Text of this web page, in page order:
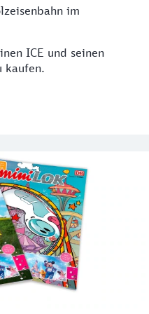
im
ICE und seinen
kaufen.